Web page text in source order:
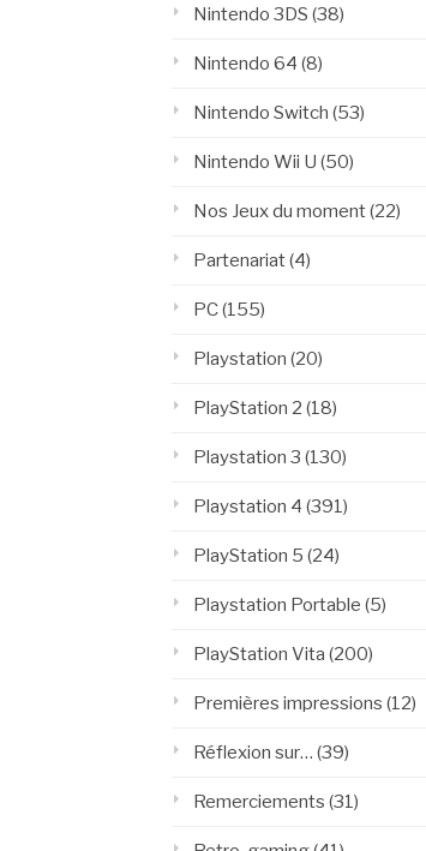
Nintendo 3DS (38)
Nintendo 64 (8)
Nintendo Switch (53)
Nintendo Wii U (50)
Nos Jeux du moment(22)
Partenariat(4)
PC(155)
Playstation (20)
PlayStation 2 (18)
Playstation 3 (130)
Playstation 4 (391)
PlayStation 5 (24)
Playstation Portable (5)
PlayStation Vita (200)
Premières impressions (12)
Réflexion sur… (39)
Remerciements (31)